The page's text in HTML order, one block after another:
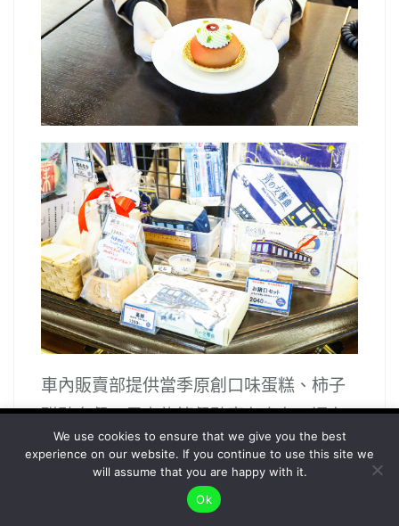
車內販賣部提供當季原創口味蛋糕、柿子
甜點套餐、馬卡龍等餐點應有盡有，還有
來自酒藏的奈良當地酒、精釀啤酒等，種
類相當豐富。
To give you the best possible user experience, this
site uses cookies. By continuing to browse the site,
you agree to our use of cookies as described in our
Privacy Policy.
Accept
We use cookies to ensure that we give you the best
experience on our website. If you continue to use this site we
will assume that you are happy with it.
Ok